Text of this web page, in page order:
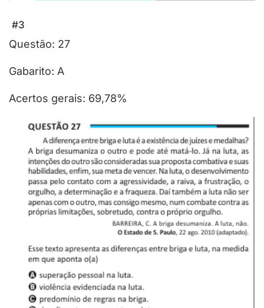
#3
Questão: 27
Gabarito: A
Acertos gerais: 69,78%